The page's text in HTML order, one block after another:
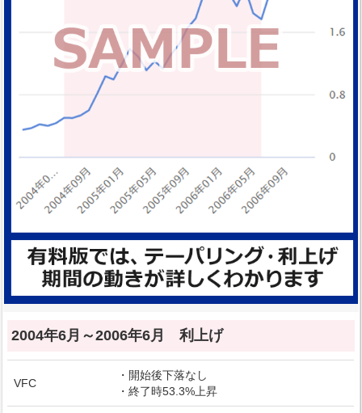
2004年6月～2006年6月 利上げ
VFC
・開始後下落なし
・終了時53.3%上昇